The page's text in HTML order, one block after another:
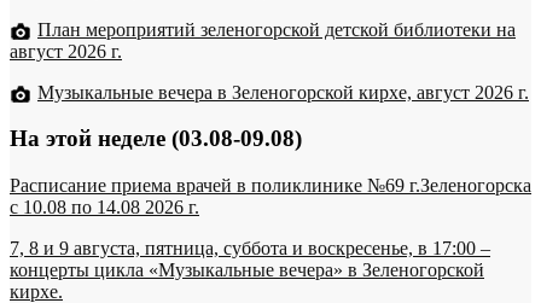
План мероприятий зеленогорской детской библиотеки на
август 2026 г.
Музыкальные вечера в Зеленогорской кирхе, август 2026 г.
На этой неделе (03.08-09.08)
Расписание приема врачей в поликлинике №69 г.Зеленогорска
c 10.08 по 14.08 2026 г.
7, 8 и 9 августа, пятница, суббота и воскресенье, в 17:00 –
концерты цикла «Музыкальные вечера» в Зеленогорской
кирхе.